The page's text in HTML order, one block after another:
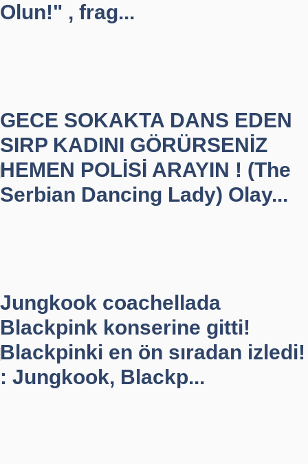
Olun!" , frag...
GECE SOKAKTA DANS EDEN
SIRP KADINI GÖRÜRSENİZ
HEMEN POLİSİ ARAYIN ! (The
Serbian Dancing Lady) Olay...
Jungkook coachellada
Blackpink konserine gitti!
Blackpinki en ön sıradan izledi!
: Jungkook, Blackp...